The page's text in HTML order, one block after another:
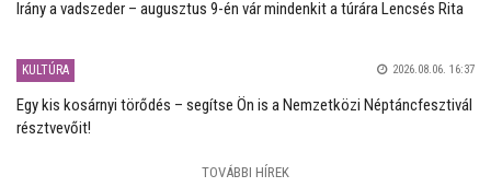
Irány a vadszeder – augusztus 9-én vár mindenkit a túrára Lencsés Rita
KULTÚRA 2026.08.06. 16:37
Egy kis kosárnyi törődés – segítse Ön is a Nemzetközi Néptáncfesztivál
résztvevőit!
TOVÁBBI HÍREK